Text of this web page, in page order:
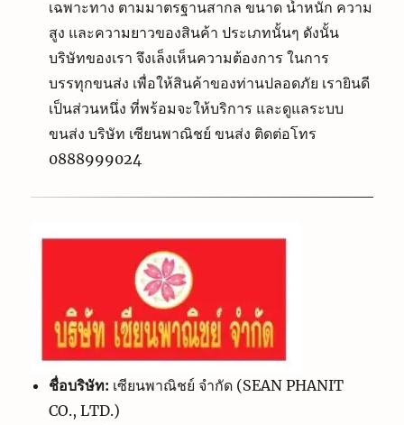
เฉพาะทาง ตามมาตรฐานสากล ขนาด น้ำหนัก ความ
สูง และความยาวของสินค้า ประเภทนั้นๆ ดังนั้น
บริษัทของเรา จึงเล็งเห็นความต้องการ ในการ
บรรทุกขนส่ง เพื่อให้สินค้าของท่านปลอดภัย เรายินดี
เป็นส่วนหนึ่ง ที่พร้อมจะให้บริการ และดูแลระบบ
ขนส่ง บริษัท เซียนพาณิชย์ ขนส่ง ติดต่อโทร
0888999024
ชื่อบริษัท: เซียนพาณิชย์ จำกัด (SEAN PHANIT
CO., LTD.)